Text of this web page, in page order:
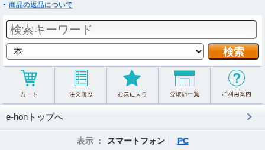
商品の返品について
e-honトップへ
表示 ： スマートフォン PC